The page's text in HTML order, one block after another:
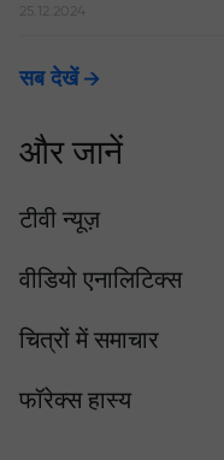
25.12.2024
सब देखें
और जानें
टीवी न्यूज़
वीडियो एनालिटिक्स
चित्रों में समाचार
फॉरेक्स हास्य